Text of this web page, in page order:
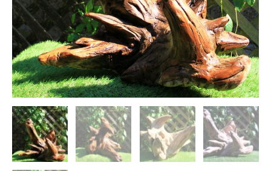
型
流
木
ア
ク
ア・
イ
ン
テ
リ
和
風